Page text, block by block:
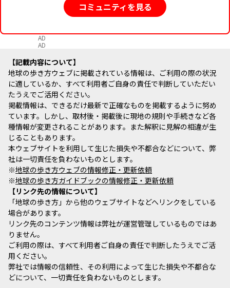
コミュニティを見る
AD
AD
記載内容について
地球の歩き方ウェブに掲載されている情報は、ご利用の際の状況
に適しているか、すべて利用者ご自身の責任で判断していただい
たうえでご活用ください。
掲載情報は、できるだけ最新で正確なものを掲載するように努め
ています。しかし、取材後・掲載後に現地の規則や手続きなど各
種情報が変更されることがあります。また解釈に見解の相違が生
じることもあります。
本ウェブサイトを利用して生じた損失や不都合などについて、弊
社は一切責任を負わないものとします。
※地球の歩き方ウェブの情報修正・更新依頼
※地球の歩き方ガイドブックの情報修正・更新依頼
リンク先の情報について
「地球の歩き方」から他のウェブサイトなどへリンクをしている
場合があります。
リンク先のコンテンツ情報は弊社が運営管理しているものではあ
りません。
ご利用の際は、すべて利用者ご自身の責任で判断したうえでご活
用ください。
弊社では情報の信頼性、その利用によって生じた損失や不都合な
どについて、一切責任を負わないものとします。